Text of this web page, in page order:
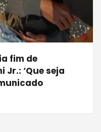
fim de
‘Que seja